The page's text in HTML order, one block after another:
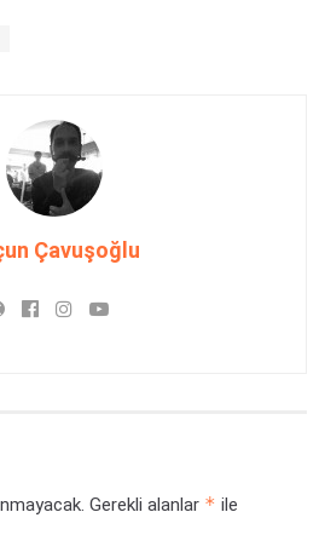
Çavuşoğlu
Gerekli alanlar * ile